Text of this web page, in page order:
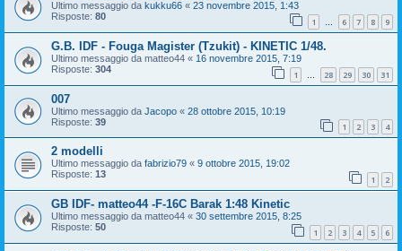
Ultimo messaggio da kukku66 « 23 novembre 2015, 1:43
Risposte: 80 1 … 6 7 8 9
G.B. IDF - Fouga Magister (Tzukit) - KINETIC 1/48.
Ultimo messaggio da matteo44 « 16 novembre 2015, 7:19
Risposte: 304 1 … 28 29 30 31
007
Ultimo messaggio da Jacopo « 28 ottobre 2015, 10:19
Risposte: 39 1 2 3 4
2 modelli
Ultimo messaggio da fabrizio79 « 9 ottobre 2015, 19:02
Risposte: 13 1 2
GB IDF- matteo44 -F-16C Barak 1:48 Kinetic
Ultimo messaggio da matteo44 « 30 settembre 2015, 8:25
Risposte: 50 1 2 3 4 5 6